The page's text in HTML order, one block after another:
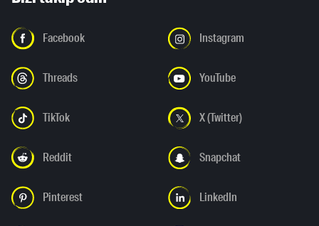
Facebook Instagram
Threads YouTube
TikTok X (Twitter)
Reddit Snapchat
Pinterest LinkedIn